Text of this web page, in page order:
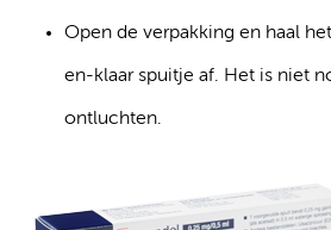
Open de verpakking en haal
en-klaar spuitje af. Het is niet
ontluchten.